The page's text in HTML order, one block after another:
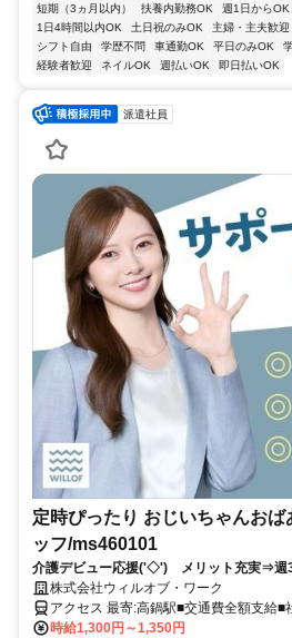
短期（3ヵ月以内） 扶養内勤務OK 週1日からOK
1日4時間以内OK
土日祝のみOK 主婦・主夫歓迎
シフト自由
学歴不問 車通勤OK 平日のみOK
経験者歓迎
ネイルOK 週払いOK 即日払いOK
派遣社員
定時ぴったり おじいちゃんおば
ッフ/ms460101
介護デビュー応援('◇')ゞメリット充実⇒週
あり/即日勤務/履歴書不要
株式会社ウィルオブ・ワーク
アクセス 最寄:高鍋駅■交通費全額支給■
歴書不要
時給1,300円～1,350円